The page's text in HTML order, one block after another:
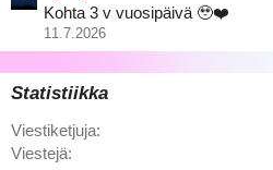
Kohta 3 v vuosipäivä 🥹❤️
11.7.2026
Statistiikka
Viestiketjuja
Viestejä